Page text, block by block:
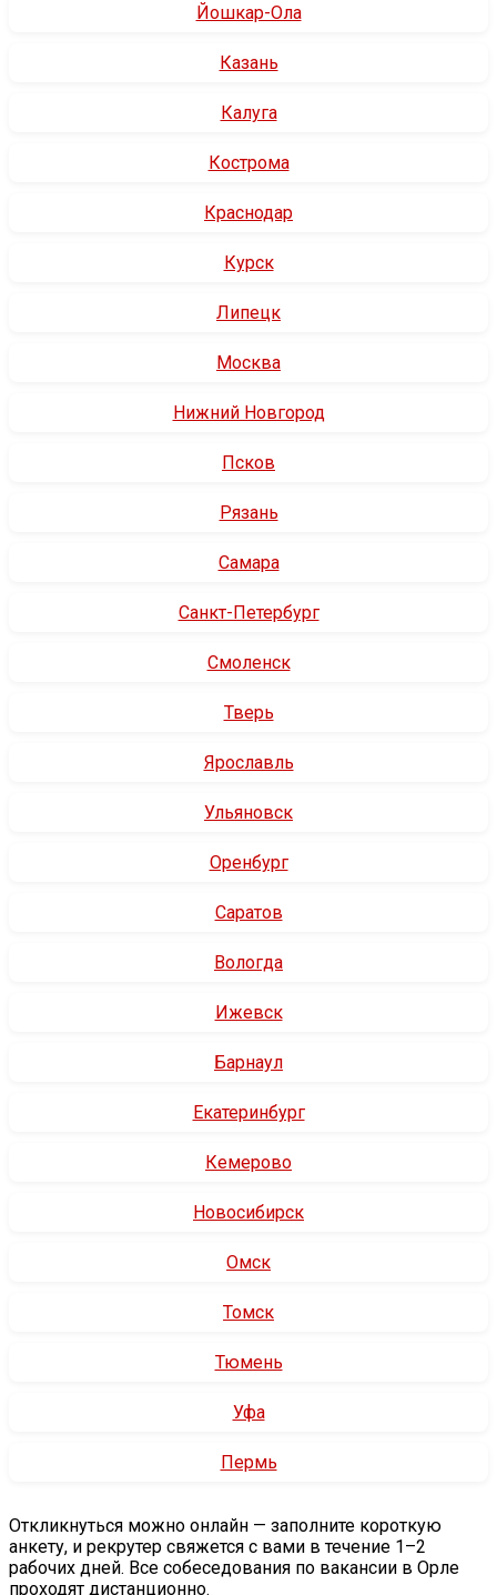
Йошкар-Ола
Казань
Калуга
Кострома
Краснодар
Курск
Липецк
Москва
Нижний Новгород
Псков
Рязань
Самара
Санкт-Петербург
Смоленск
Тверь
Ярославль
Ульяновск
Оренбург
Саратов
Вологда
Ижевск
Барнаул
Екатеринбург
Кемерово
Новосибирск
Омск
Томск
Тюмень
Уфа
Пермь
Откликнуться можно онлайн — заполните короткую
анкету, и рекрутер свяжется с вами в течение 1–2
рабочих дней. Все собеседования по вакансии в Орле
проходят дистанционно.